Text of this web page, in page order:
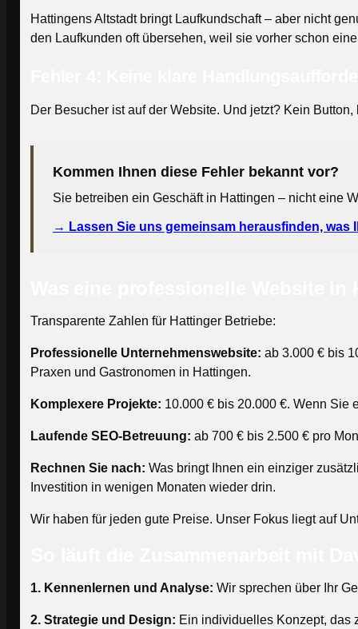
Hattingens Altstadt bringt Laufkundschaft – aber nicht
den Laufkunden oft übersehen, weil sie vorher schon
Der Besucher ist auf der Website. Und jetzt? Kein
Kommen Ihnen diese Fehler bekannt vor?
Sie betreiben ein Geschäft in Hattingen – nicht eine
→ Lassen Sie uns gemeinsam herausfinden, was
Transparente Zahlen für Hattinger Betriebe:
Professionelle Unternehmenswebsite: ab 3.000 € bis
Praxen und Gastronomen in Hattingen.
Komplexere Projekte: 10.000 € bis 20.000 €. Wenn Sie
Laufende SEO-Betreuung: ab 700 € bis 2.500 € pro
Rechnen Sie nach: Was bringt Ihnen ein einziger
Investition in wenigen Monaten wieder drin.
Wir haben für jeden gute Preise. Unser Fokus liegt auf
1. Kennenlernen und Analyse: Wir sprechen über Ihr
2. Strategie und Design: Ein individuelles Konzept, das